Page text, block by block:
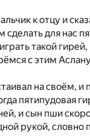
к отцу и
сделать для нас
такой гирей,
с этим
на своём, и
пятипудовая
и сын пши
рукой, словно